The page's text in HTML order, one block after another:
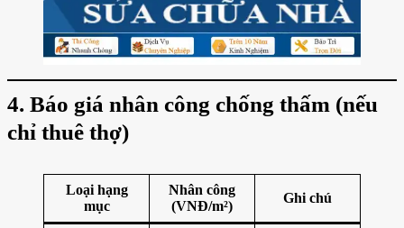
4. Báo giá nhân công chống thấm (nếu
chỉ thuê thợ)
Loại hạng
mục
Nhân công
(VNĐ/m²)
Ghi chú